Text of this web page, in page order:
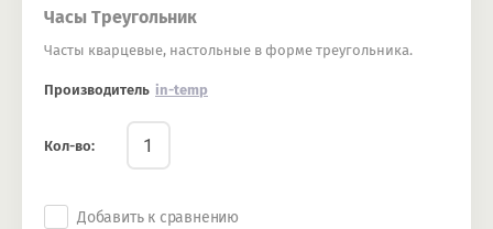
Часы Треугольник
Часты кварцевые, настольные в форме треугольника.
Производитель in-temp
Кол-во:
Добавить к сравнению